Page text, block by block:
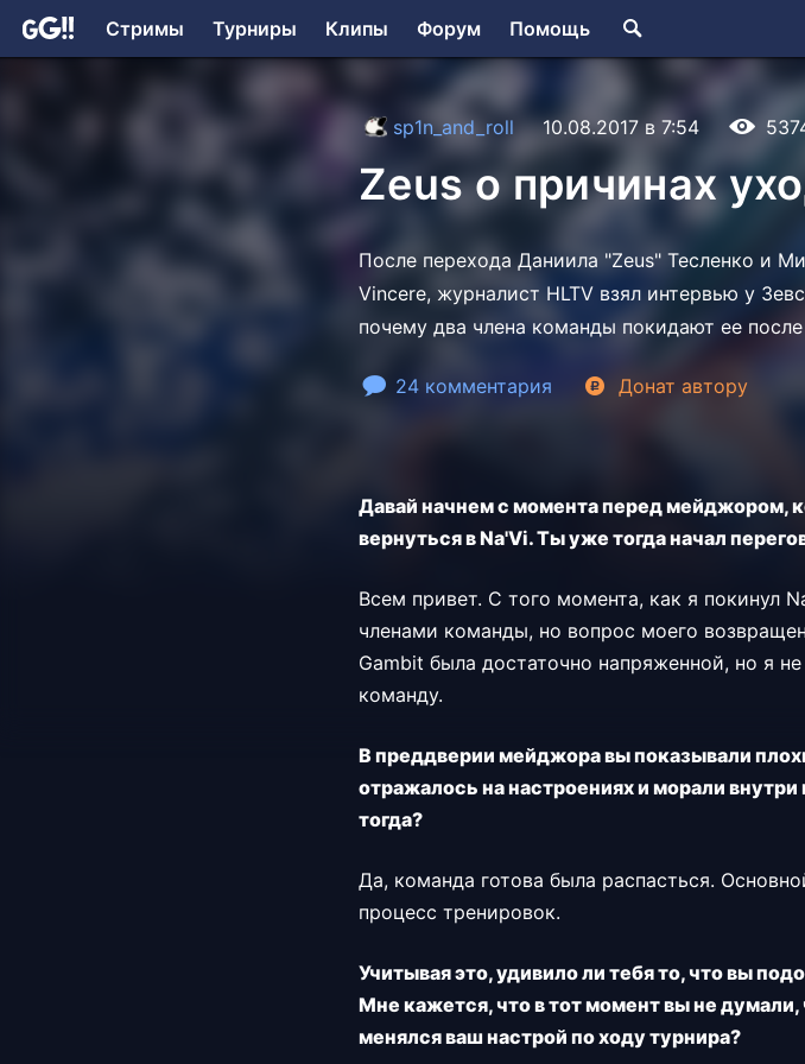
Стримы Турниры Клипы Форум Помощь
sp1n_and_roll 10.08.2017 в 7:54
Zeus о причинах
После перехода Даниила "Zeus" Тесленко и
Vincere, журналист HLTV взял интервью у
почему два члена команды покидают ее
24 комментария Донат автору
Давай начнем с момента перед мейджором,
вернуться в Na'Vi. Ты уже тогда начал
Всем привет. С того момента, как я покинул
членами команды, но вопрос моего
Gambit была достаточно напряженной, но я
команду.
В преддверии мейджора вы показывали
отражалось на настроениях и морали
тогда?
Да, команда готова была распасться.
процесс тренировок.
Учитывая это, удивило ли тебя то, что вы
Мне кажется, что в тот момент вы не
менялся ваш настрой по ходу турнира?